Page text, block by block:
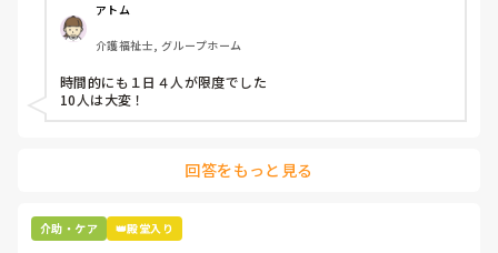
アトム
介護福祉士, グループホーム
時間的にも１日４人が限度でした
10人は大変！
回答をもっと見る
介助・ケア 👑殿堂入り